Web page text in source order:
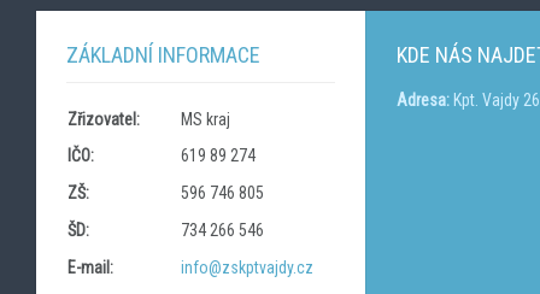
ZÁKLADNÍ INFORMACE
Zřizovatel:
MS kraj
IČO:
619 89 274
ZŠ:
596 746 805
ŠD:
734 266 546
E-mail:
info@zskptvajdy.cz
KDE NÁS
Adresa:Kpt. Vajdy